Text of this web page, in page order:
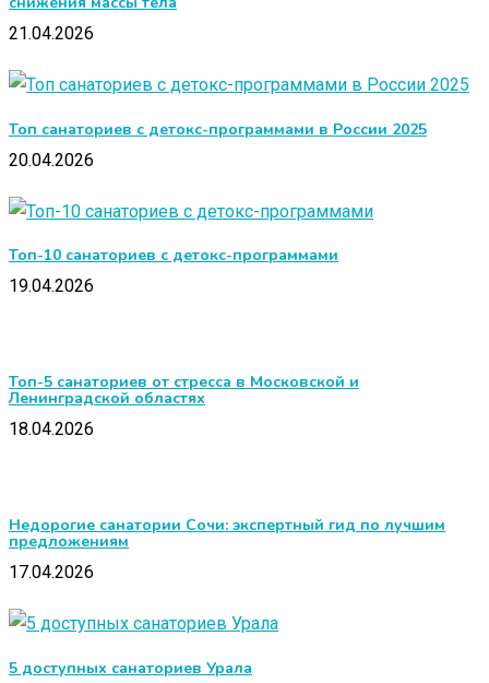
21.04.2026
Топ санаториев с детокс-программами в России 2025
20.04.2026
Топ-10 санаториев с детокс-программами
19.04.2026
Топ-5 санаториев от стресса в Московской и
Ленинградской областях
18.04.2026
Недорогие санатории Сочи: экспертный гид по лучшим
предложениям
17.04.2026
5 доступных санаториев Урала